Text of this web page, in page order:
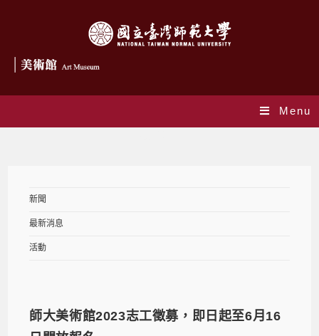
Menu
新聞
最新消息
活動
師大美術館2023志工徵募，即日起至6月16